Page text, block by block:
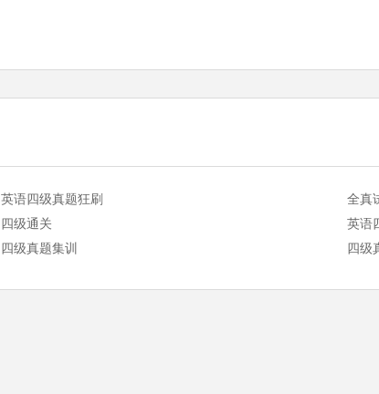
英语四级真题狂刷
全真
四级通关
英语
四级真题集训 四级